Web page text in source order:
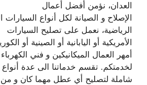
العدان، نؤمن أفضل أعمال
الإصلاح و الصيانة لكل أنواع السيارات
الرياضية، نعمل على تصليح السيارات
الأمريكية أو اليابانية أو الصينية أو
أمهر العمال الميكانيكين و فني
لخدمتكم. تقسم خدماتنا الى عدة أنواع
شاملة لتصليح أي عطل مهما كان و من